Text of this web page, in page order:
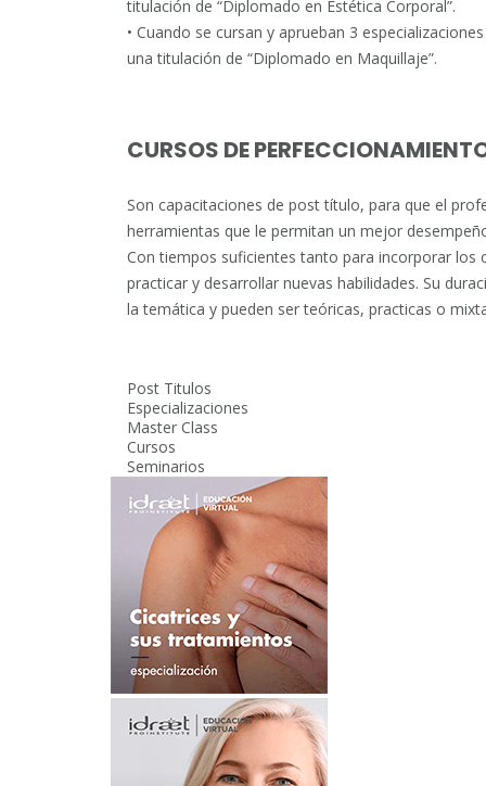
titulación de “Diplomado en Estética Corporal”.
• Cuando se cursan y aprueban 3
una titulación de “Diplomado en Maquillaje”.
CURSOS DE
Son capacitaciones de post título, para que el
herramientas que le permitan un mejor
Con tiempos suficientes tanto para incorporar
practicar y desarrollar nuevas habilidades. Su
la temática y pueden ser teóricas, practicas o
Post Titulos
Especializaciones
Master Class
Cursos
Seminarios